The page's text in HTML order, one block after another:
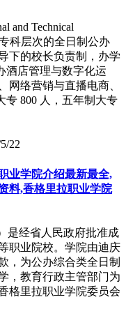
and Technical
科层次的全日制公办
下的校长负责制，办学
酒店管理与数字化运
网络营销与直播电商、
专 800 人，五年制大专
22
业学院介绍最新最全,
料,香格里拉职业学院
是经省人民政府批准成
职业院校。学院由迪庆
，为公办综合类全日制
，教育行政主管部门为
格里拉职业学院委员会